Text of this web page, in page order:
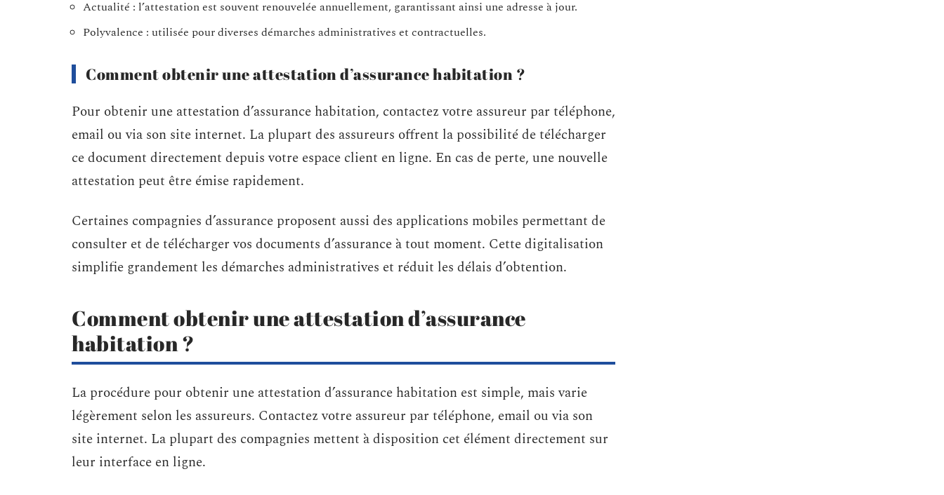
Actualité : l’attestation est souvent renouvelée annuellement, garantissant ainsi une adresse à jour.
Polyvalence : utilisée pour diverses démarches administratives et contractuelles.
Comment obtenir une attestation d’assurance habitation ?
Pour obtenir une attestation d’assurance habitation, contactez votre assureur par téléphone,
email ou via son site internet. La plupart des assureurs offrent la possibilité de télécharger
ce document directement depuis votre espace client en ligne. En cas de perte, une nouvelle
attestation peut être émise rapidement.
Certaines compagnies d’assurance proposent aussi des applications mobiles permettant de
consulter et de télécharger vos documents d’assurance à tout moment. Cette digitalisation
simplifie grandement les démarches administratives et réduit les délais d’obtention.
Comment obtenir une attestation d’assurance
habitation ?
La procédure pour obtenir une attestation d’assurance habitation est simple, mais varie
légèrement selon les assureurs. Contactez votre assureur par téléphone, email ou via son
site internet. La plupart des compagnies mettent à disposition cet élément directement sur
leur interface en ligne.